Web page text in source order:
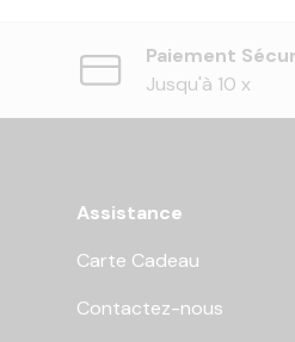
Paiement
Jusqu'à 10 x
Assistance
Carte Cadeau
Contactez-nous